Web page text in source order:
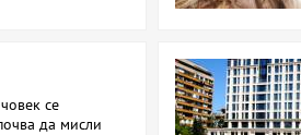
се
да мисли